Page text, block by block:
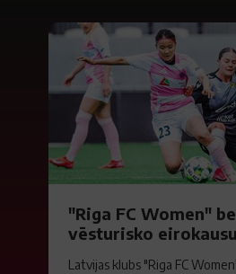
"Riga FC Women"
vēsturisko
Latvijas klubs "Riga FC